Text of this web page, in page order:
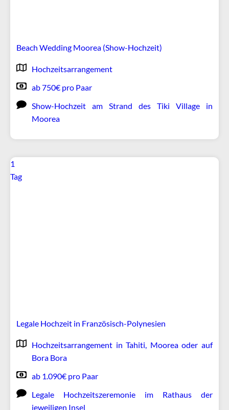
Beach Wedding Moorea (Show-Hochzeit)
Hochzeitsarrangement
ab 750€ pro Paar
Show-Hochzeit am Strand des Tiki Village in
Moorea
1
Tag
Legale Hochzeit in Französisch-Polynesien
Hochzeitsarrangement in Tahiti, Moorea oder auf
Bora Bora
ab 1.090€ pro Paar
Legale Hochzeitszeremonie im Rathaus der
jeweiligen Insel